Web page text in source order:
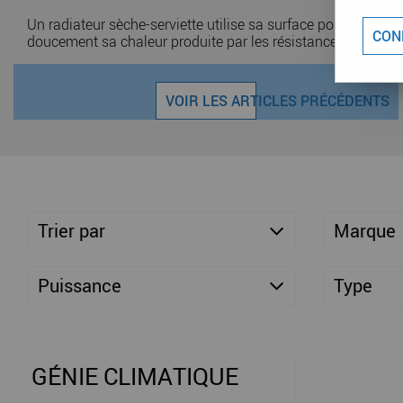
Un radiateur sèche-serviette utilise sa surface pour
doucement sa chaleur produite par les résistances et la
VOIR LES ARTICLES PRÉCÉDENTS
Trier par Marque
Puissance Type
GÉNIE CLIMATIQUE